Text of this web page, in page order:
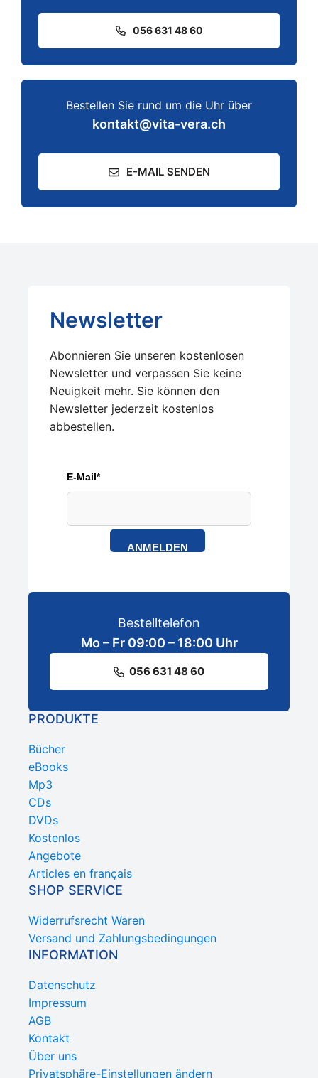
056 631 48 60
Bestellen Sie rund um die Uhr über
kontakt@vita-vera.ch
E-MAIL SENDEN
Newsletter
Abonnieren Sie unseren kostenlosen
Newsletter und verpassen Sie keine
Neuigkeit mehr. Sie können den
Newsletter jederzeit kostenlos
abbestellen.
E-Mail*
ANMELDEN
Bestelltelefon
Mo – Fr 09:00 – 18:00 Uhr
056 631 48 60
PRODUKTE
Bücher
eBooks
Mp3
CDs
DVDs
Kostenlos
Angebote
Articles en français
SHOP SERVICE
Widerrufsrecht Waren
Versand und Zahlungsbedingungen
INFORMATION
Datenschutz
Impressum
AGB
Kontakt
Über uns
Privatsphäre-Einstellungen ändern